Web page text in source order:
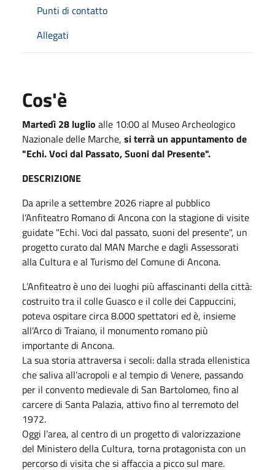
Punti di contatto
Allegati
Cos'è
Martedì 28 luglio alle 10:00 al Museo Archeologico
Nazionale delle Marche, si terrà un appuntamento de
"Echi. Voci dal Passato, Suoni dal Presente".
DESCRIZIONE
Da aprile a settembre 2026 riapre al pubblico
l’Anfiteatro Romano di Ancona con la stagione di visite
guidate "Echi. Voci dal passato, suoni del presente", un
progetto curato dal MAN Marche e dagli Assessorati
alla Cultura e al Turismo del Comune di Ancona.
L’Anfiteatro è uno dei luoghi più affascinanti della città:
costruito tra il colle Guasco e il colle dei Cappuccini,
poteva ospitare circa 8.000 spettatori ed è, insieme
all’Arco di Traiano, il monumento romano più
importante di Ancona.
La sua storia attraversa i secoli: dalla strada ellenistica
che saliva all’acropoli e al tempio di Venere, passando
per il convento medievale di San Bartolomeo, fino al
carcere di Santa Palazia, attivo fino al terremoto del
1972.
Oggi l’area, al centro di un progetto di valorizzazione
del Ministero della Cultura, torna protagonista con un
percorso di visita che si affaccia a picco sul mare.